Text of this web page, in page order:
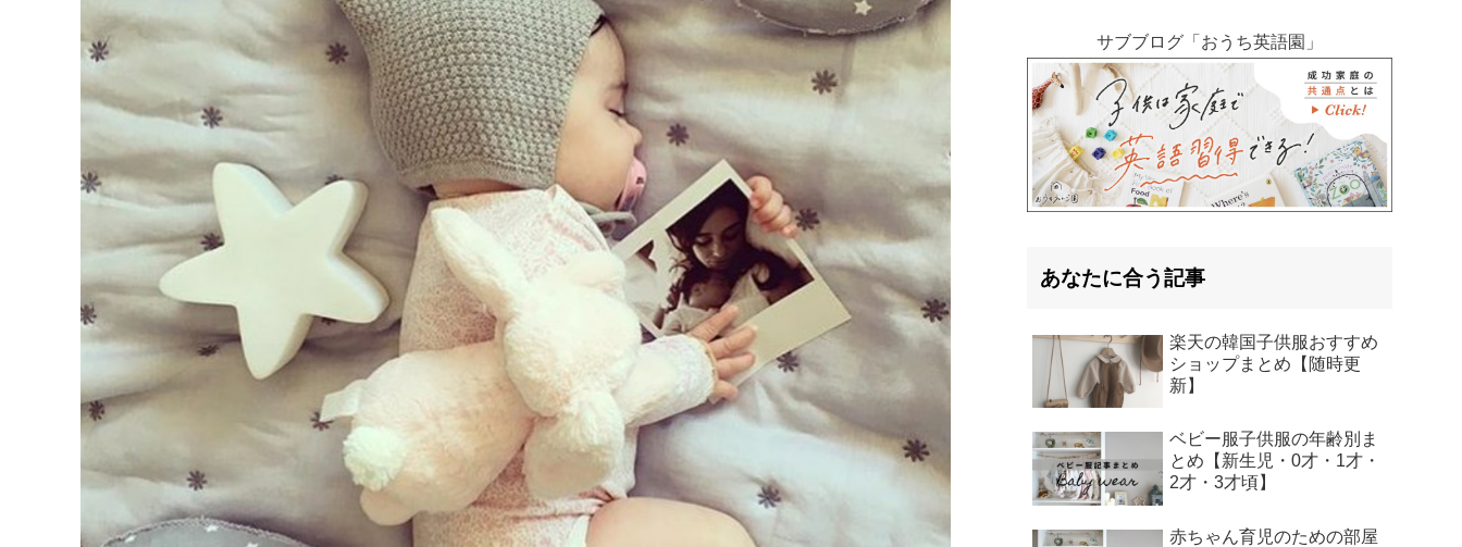
サブブログ「おうち英語園」
あなたに合う記事
楽天の韓国子供服おすすめ
ショップまとめ【随時更
新】
ベビー服子供服の年齢別ま
とめ【新生児・0才・1才・
2才・3才頃】
赤ちゃん育児のための部屋